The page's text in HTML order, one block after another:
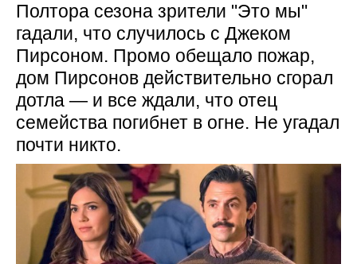
Полтора сезона зрители "Это мы"
гадали, что случилось с Джеком
Пирсоном. Промо обещало пожар,
дом Пирсонов действительно сгорал
дотла — и все ждали, что отец
семейства погибнет в огне. Не угадал
почти никто.